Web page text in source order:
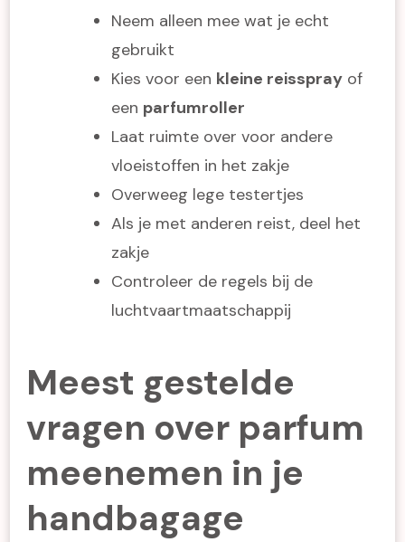
Neem alleen mee wat je echt
gebruikt
Kies voor een kleine reisspray of
een parfumroller
Laat ruimte over voor andere
vloeistoffen in het zakje
Overweeg lege testertjes
Als je met anderen reist, deel het
zakje
Controleer de regels bij de
luchtvaartmaatschappij
Meest gestelde
vragen over parfum
meenemen in je
handbagage